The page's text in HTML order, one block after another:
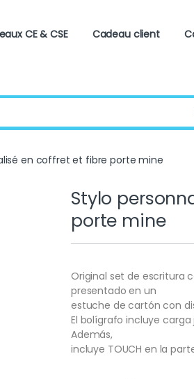
CE & CSE Cadeau client
en coffret et fibre porte mine
Stylo
porte mine
Original set de escritura
presentado en un
estuche de cartón con
El bolígrafo incluye
Además,
incluye TOUCH en la